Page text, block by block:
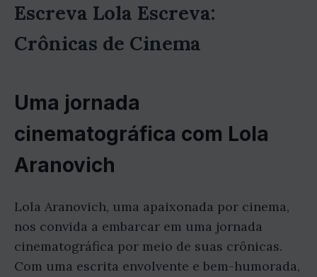
Escreva Lola Escreva:
Crônicas de Cinema
Uma jornada
cinematográfica com Lola
Aranovich
Lola Aranovich, uma apaixonada por cinema,
nos convida a embarcar em uma jornada
cinematográfica por meio de suas crônicas.
Com uma escrita envolvente e bem-humorada,